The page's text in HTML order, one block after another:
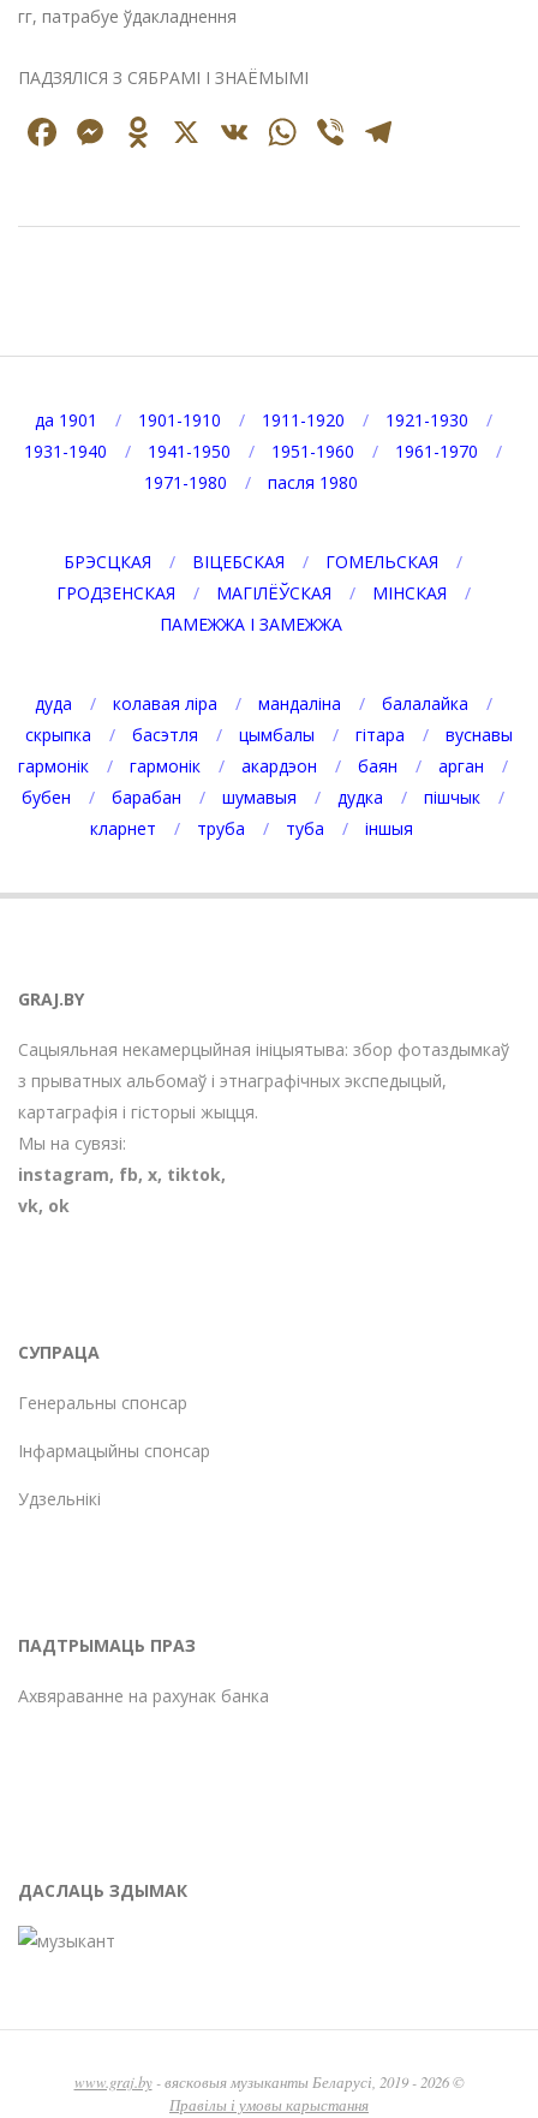
гг, патрабуе ўдакладнення
ПАДЗЯЛІСЯ З СЯБРАМІ І ЗНАЁМЫМІ
Facebook
Messenger
Odnoklassniki
X VK WhatsApp
Viber
да 1901 1901-1910 1911-1920
1921-1930
1931-1940
1941-1950 1951-1960
1961-1970
1971-1980
пасля 1980
БРЭСЦКАЯ ВІЦЕБСКАЯ
ГОМЕЛЬСКАЯ
ГРОДЗЕНСКАЯ
МАГІЛЁЎСКАЯ
МІНСКАЯ
ПАМЕЖЖА І ЗАМЕЖЖА
дуда колавая ліра мандаліна
балалайка
скрыпка
басэтля цымбалы гітара
вуснавы
гармонік
гармонік акардэон баян
арган
бубен
барабан шумавыя дудка
пішчык
кларнет
труба туба іншыя
GRAJ.BY
Сацыяльная некамерцыйная ініцыятыва: збор фотаздымкаў
з прыватных альбомаў і этнаграфічных экспедыцый,
картаграфія і гісторыі жыцця.
Мы на сувязі:
instagram, fb, х, tiktok,
vk, ok
СУПРАЦА
Генеральны спонсар
Інфармацыйны спонсар
Удзельнікі
ПАДТРЫМАЦЬ ПРАЗ
Ахвяраванне на рахунак банка
ДАСЛАЦЬ ЗДЫМАК
www.graj.by- вясковыя музыканты Беларусі, 2019 - 2026 ©
Правілы і умовы карыстання